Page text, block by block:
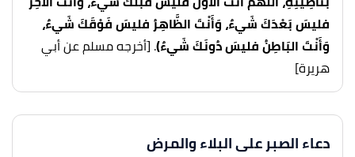
فليسَ بَعْدَكَ شَيءٌ، وَأَنْتَ الظَّاهِرُ فليسَ فَوْقَكَ شَيءٌ،
وَأَنْتَ البَاطِنُ فليسَ دُونَكَ شَيءٌ). [أخرجه مسلم عن أبي
هريرة]
دعاء الصبر على البلاء والمرض